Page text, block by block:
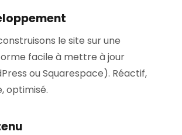
le site sur une
facile à mettre à jour
ou Squarespace). Réactif,
optimisé.